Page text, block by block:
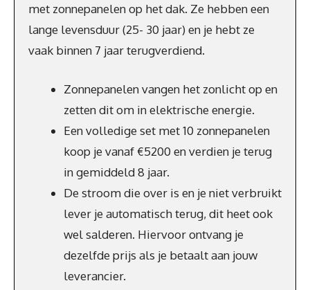
met zonnepanelen op het dak. Ze hebben een
lange levensduur (25- 30 jaar) en je hebt ze
vaak binnen 7 jaar terugverdiend.
Zonnepanelen vangen het zonlicht op en
zetten dit om in elektrische energie.
Een volledige set met 10 zonnepanelen
koop je vanaf €5200 en verdien je terug
in gemiddeld 8 jaar.
De stroom die over is en je niet verbruikt
lever je automatisch terug, dit heet ook
wel salderen. Hiervoor ontvang je
dezelfde prijs als je betaalt aan jouw
leverancier.